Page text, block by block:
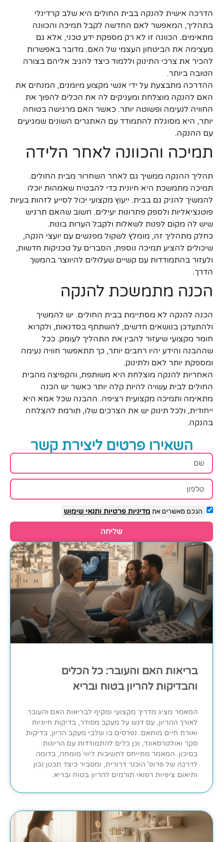
הדרכה אישית להנקה בבית החולים היא שלב קרדינלי
בתהליך, המאפשר לאם החדשה לקבל תמיכה והכוונה
מתאימים. הכוונה זו לא רק מספקת ידע טכני, אלא גם
מעצימה את הביטחון העצמי של האם. מדובר באפשרות
להכיר את צרכי התינוק וללמוד כיצד להגיב אליהם בצורה
הטובה ביותר.
ההדרכה מתבצעת על ידי אנשי מקצוע מיומנים, המנחים את
האם להנקה מוצלחת ומעניקים לה את הכלים להפוך את
החוויה לנעימה ופשוטה יותר. כאשר האם מרגישה בטוחה
יותר, היא מסוגלת להתמודד עם האתגרים השונים שמגיעים
עם ההנקה.
תמיכה והכוונה לאחר הלידה
תהליך ההנקה ממשיך גם לאחר השחרור מבית החולים.
תמיכה מתמשכת היא חיונית כדי להבטיח שאמהות יוכלו
להמשיך להניק גם בבית. ייעוץ מקצועי יכול לסייע לזהות בעיות
פוטנציאליות ולספק פתרונות יעילים. חשוב שהאם תרגיש
שיש לה מקום לפנות לשאלות ולקבל הערות בונות.
כחלק מתהליך זה, מומלץ לשקול מפגשים עם יועצי הנקה,
שיכולים להציע תמיכה נוספת, הסברים על טכניקות חדשות,
ולעזור בהתמודדות עם קשיים שעלולים להיווצר בהמשך
הדרך.
הכנה מתמשכת להנקה
הכנה להנקה לא מסתיימת בבית החולים. יש להמשיך
ולהתעדכן בנושאים חדשים, להשתתף בסדנאות, ולקרוא
חומר מקצועי שיעזור להבין את התהליך לעומק. ככל
שההבנה והידע יהיו רחבים יותר, כך תתאפשר חוויה נעימה
ומספקת יותר לאם ולתינוק.
האחריות להנקה מוצלחת היא משותפת, והקפיצה מהבית
החולים לבית עשויה להיות קלה יותר כאשר יש הכנה
מתאימה ותמיכה מקצועית רציפה. ההבנה שכל אמא היא
ייחודית, ולכל תינוק יש את הצרכים שלו, תורמת להצלחה
בהנקה.
השאירו פרטים ליצירת קשר
הנכם מאשרים אתמדיניות פרטיות ותנאי שימוש
שליחה
בריאות האם והעובר: כל הכלים
והבדיקות להריון בטוח ובריא
המאמר מציג מדריך מקצועי ומקיף לבריאות האם והעובר
לאורך ההריון, עם דגש על מעקב מסודר, בדיקות חיוניות
ואורח חיים מותאם. נפרסים בו שלבי מעקב הריון, בדיקות
סקר ואולטרסאונד, וכן כלים להתמודדות עם הריונות
בסיכון. המאמר מתייחס לחשיבות ליווי מומחה, בדומה
לדרכה של פרופ' הוכנר דרורית, ומסביר כיצד תכנון נכון
ותיאום ציפיות רפואי תורמים להריון בטוח ובריא.